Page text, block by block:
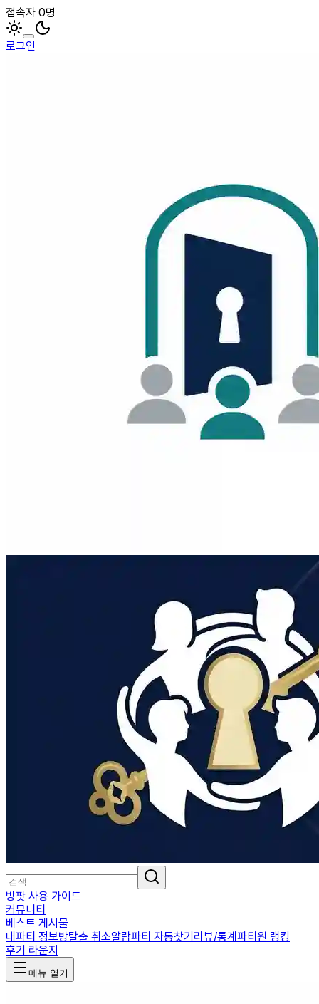
접속자 0명
로그인
방팟 사용 가이드
커뮤니티
베스트 게시물
내파티 정보방탈출 취소알람파티 자동찾기리뷰/통계파티원 랭킹
후기 라운지
메뉴 열기